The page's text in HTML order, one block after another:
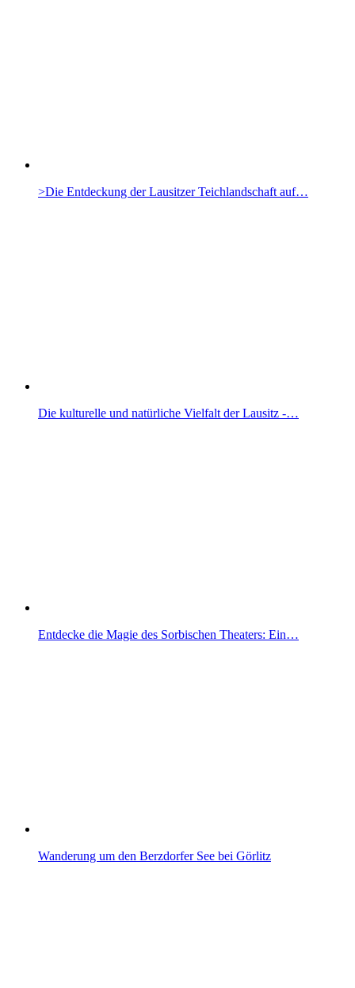
>Die Entdeckung der Lausitzer Teichlandschaft auf…
Die kulturelle und natürliche Vielfalt der Lausitz -…
Entdecke die Magie des Sorbischen Theaters: Ein…
Wanderung um den Berzdorfer See bei Görlitz